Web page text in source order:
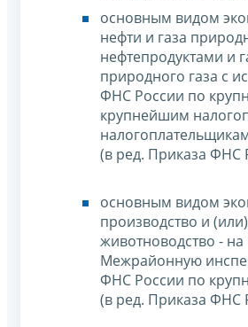
основным видом
нефти и газа
нефтепродуктами и
природного газа с
ФНС России по
крупнейшим
(в ред. Приказа ФНС
основным видом
производство и
животноводство -
Межрайонную
ФНС России по
(в ред. Приказа ФНС